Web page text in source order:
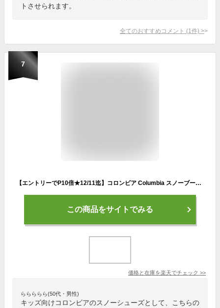
トさせられます。
全てのおすすめコメント (1 件) >
7
【エントリーでP10倍★12/11迄】コロンビア Columbia スノーブーツ キッズ ジュニア 男の子 女の子 19cm 20cm 21cm 22cm 23cm 24cm 超軽量 撥水 ウィンターブーツ 冬 冬靴 子供 子ども 靴 ブーツ ブランド ブラック ピンク
この商品をサイトでみる
価格と在庫を楽天でチェック >>
ららららら(50代・男性)
キッズ向けコロンビアのスノーシューズとして、こちらの